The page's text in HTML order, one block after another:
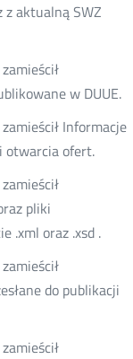
z aktualną SWZ
w DUUE.
Informacje
otwarcia ofert.
pliki
.xml oraz .xsd .
do publikacji